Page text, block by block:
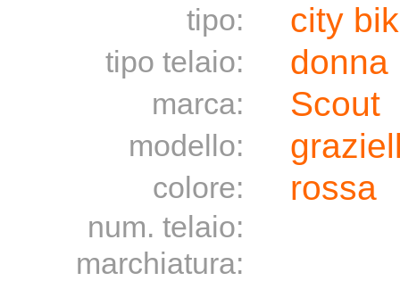
tipo: city
tipo telaio: donna
marca: Scout
modello:
colore: rossa
num. telaio:
marchiatura: